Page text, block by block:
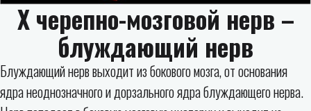
X черепно-мозговой нерв –
блуждающий нерв
Блуждающий нерв выходит из бокового мозга, от основания
ядра неоднозначного и дорзального ядра блуждающего нерва.